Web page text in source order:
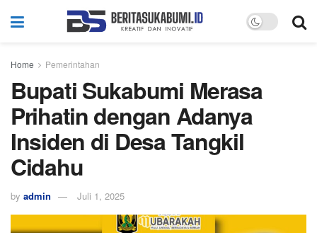
Home Pemerintahan
Bupati Sukabumi Merasa
Prihatin dengan Adanya
Insiden di Desa Tangkil
Cidahu
by admin Juli 1, 2025